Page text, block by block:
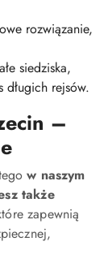
rozwiązanie,
siedziska,
rejsów.
–
w naszym
także
zapewnią